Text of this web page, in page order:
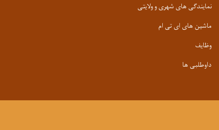
نمایندگی های شهری و ولایتی
ماشین های ای تی ام
وظایف
داوطلبی ها